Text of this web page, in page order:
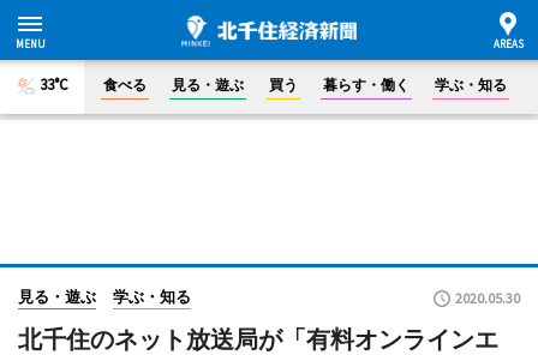
33°C 食べる 見る・遊ぶ 買う 暮らす・働く 学ぶ・知る
見る・遊ぶ 学ぶ・知る 2020.05.30
北千住のネット放送局が「有料オンラインエ